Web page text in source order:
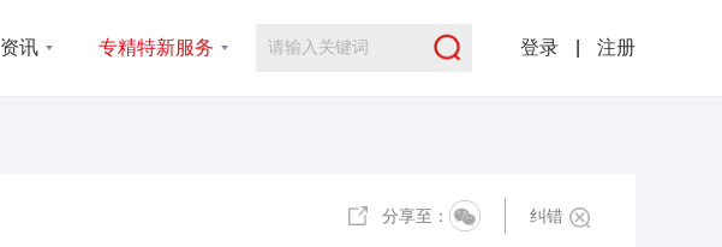
资讯 专精特新服务 登录 注册
分享至： 纠错